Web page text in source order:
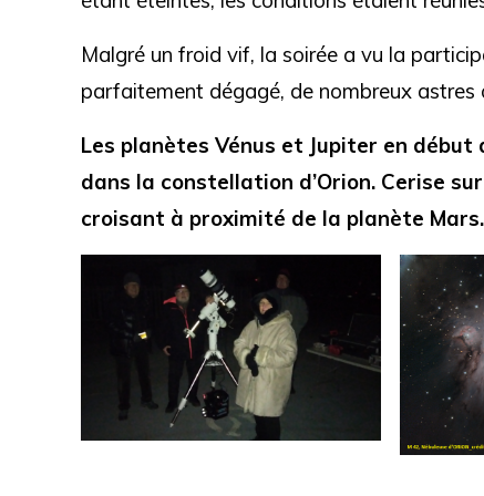
Malgré un froid vif, la soirée a vu la
parfaitement dégagé, de nombreux astres
Les planètes Vénus et Jupiter en
dans la constellation d’Orion. Cerise
croisant à proximité de la planète Mars.